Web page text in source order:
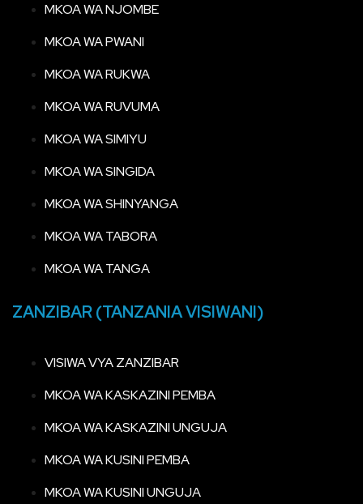
MKOA WA NJOMBE
MKOA WA PWANI
MKOA WA RUKWA
MKOA WA RUVUMA
MKOA WA SIMIYU
MKOA WA SINGIDA
MKOA WA SHINYANGA
MKOA WA TABORA
MKOA WA TANGA
ZANZIBAR (TANZANIA VISIWANI)
VISIWA VYA ZANZIBAR
MKOA WA KASKAZINI PEMBA
MKOA WA KASKAZINI UNGUJA
MKOA WA KUSINI PEMBA
MKOA WA KUSINI UNGUJA